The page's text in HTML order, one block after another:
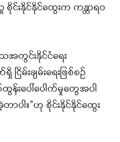
စိုင်းနိုင်နိုင်ထွေးက ကန္တာရဝ
တွင်းနိုင်ငံရေး
မ်းချမ်းရေးဖြစ်စဉ်
းပေါ်ပေါက်မှုတွေအပါ
ပါ။”ဟု စိုင်းနိုင်နိုင်ထွေး